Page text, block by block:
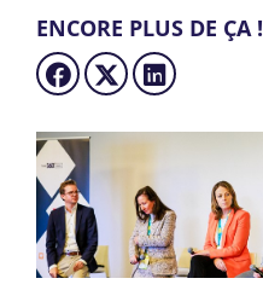
ENCORE PLUS DE ÇA !